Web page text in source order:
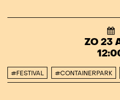
ZO 23
#FESTIVAL #CONTAINERPARK